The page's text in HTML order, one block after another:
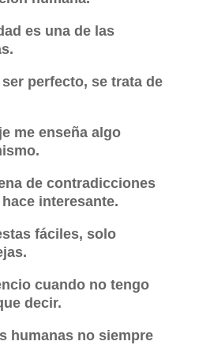
es una de las
perfecto, se trata de
me enseña algo
de contradicciones
interesante.
fáciles, solo
cuando no tengo
decir.
humanas no siempre